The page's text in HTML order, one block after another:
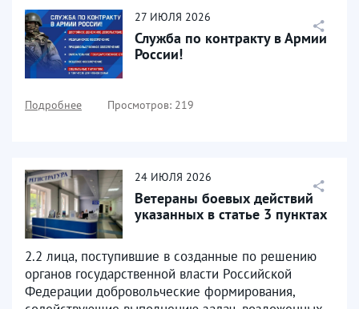
27 ИЮЛЯ 2026
Служба по контракту в Армии
России!
Подробнее Просмотров: 219
24 ИЮЛЯ 2026
Ветераны боевых действий
указанных в статье 3 пунктах
2.2 лица, поступившие в созданные по решению
органов государственной власти Российской
Федерации добровольческие формирования,